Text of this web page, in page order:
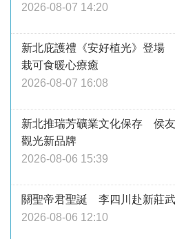
2026-08-07 14:20
新北庇護禮《安好植光》登場
栽可食暖心療癒
2026-08-07 16:08
新北推瑞芳礦業文化保存 侯
觀光新品牌
2026-08-06 15:39
關聖帝君聖誕 李四川赴新莊
2026-08-06 12:10